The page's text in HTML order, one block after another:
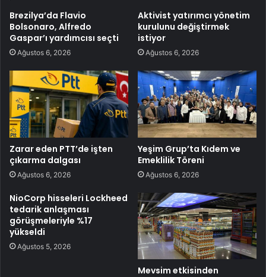
Brezilya’da Flavio
Bolsonaro, Alfredo
Gaspar’ı yardımcısı seçti
Ağustos 6, 2026
Aktivist yatırımcı yönetim
kurulunu değiştirmek
istiyor
Ağustos 6, 2026
Zarar eden PTT’de işten
çıkarma dalgası
Ağustos 6, 2026
Yeşim Grup’ta Kıdem ve
Emeklilik Töreni
Ağustos 6, 2026
NioCorp hisseleri Lockheed
tedarik anlaşması
görüşmeleriyle %17
yükseldi
Ağustos 5, 2026
Mevsim etkisinden